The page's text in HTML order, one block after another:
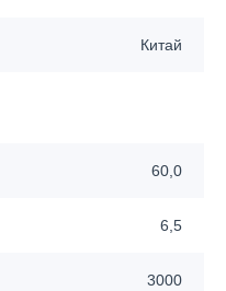
Китай
60,0
6,5
3000